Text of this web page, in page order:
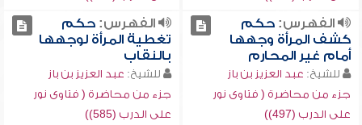
الفهرس:حكم
كشف المرأة وجهها
أمام غير المحارم
للشيخ: عبد العزيز بن باز
جزء من محاضرة ( فتاوى نور
على الدرب (497))
الفهرس:حكم
تغطية المرأة لوجهها
بالنقاب
للشيخ: عبد العزيز بن باز
جزء من محاضرة ( فتاوى نور
على الدرب (585))